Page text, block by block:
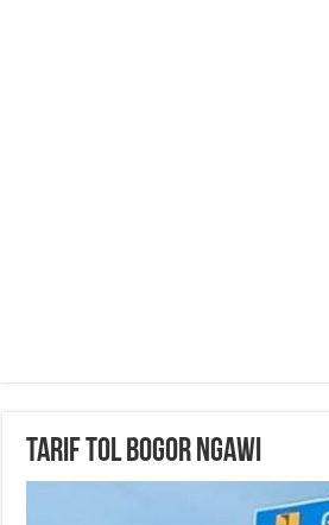
Tarif Tol Bogor Ngawi